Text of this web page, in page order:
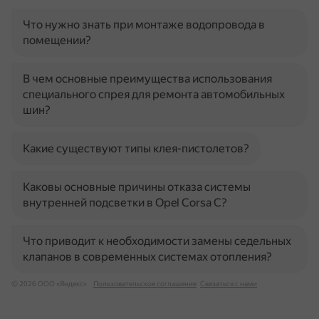
Что нужно знать при монтаже водопровода в
помещении?
В чем основные преимущества использования
специального спрея для ремонта автомобильных
шин?
Какие существуют типы клея-пистолетов?
Каковы основные причины отказа системы
внутренней подсветки в Opel Corsa C?
Что приводит к необходимости замены седельных
клапанов в современных системах отопления?
© 2026 ООО «Яндекс» Пользовательское соглашение Связаться с нами